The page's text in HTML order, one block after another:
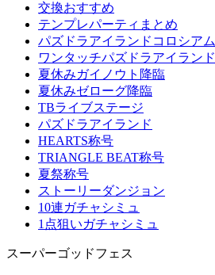
交換おすすめ
テンプレパーティまとめ
パズドラアイランドコロシアム
ワンタッチパズドラアイランド
夏休みガイノウト降臨
夏休みゼローグ降臨
TBライブステージ
パズドラアイランド
HEARTS称号
TRIANGLE BEAT称号
夏祭称号
ストーリーダンジョン
10連ガチャシミュ
1点狙いガチャシミュ
スーパーゴッドフェス